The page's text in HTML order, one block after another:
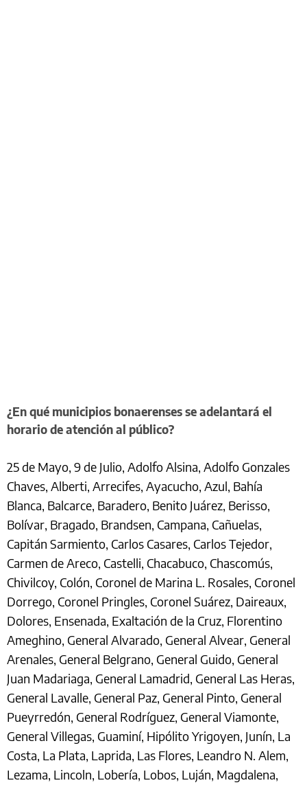
¿En qué municipios bonaerenses se adelantará el
horario de atención al público?
25 de Mayo, 9 de Julio, Adolfo Alsina, Adolfo Gonzales
Chaves, Alberti, Arrecifes, Ayacucho, Azul, Bahía
Blanca, Balcarce, Baradero, Benito Juárez, Berisso,
Bolívar, Bragado, Brandsen, Campana, Cañuelas,
Capitán Sarmiento, Carlos Casares, Carlos Tejedor,
Carmen de Areco, Castelli, Chacabuco, Chascomús,
Chivilcoy, Colón, Coronel de Marina L. Rosales, Coronel
Dorrego, Coronel Pringles, Coronel Suárez, Daireaux,
Dolores, Ensenada, Exaltación de la Cruz, Florentino
Ameghino, General Alvarado, General Alvear, General
Arenales, General Belgrano, General Guido, General
Juan Madariaga, General Lamadrid, General Las Heras,
General Lavalle, General Paz, General Pinto, General
Pueyrredón, General Rodríguez, General Viamonte,
General Villegas, Guaminí, Hipólito Yrigoyen, Junín, La
Costa, La Plata, Laprida, Las Flores, Leandro N. Alem,
Lezama, Lincoln, Lobería, Lobos, Luján, Magdalena,